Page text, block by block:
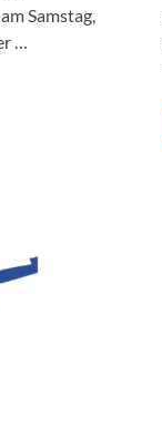
Samstag,
…